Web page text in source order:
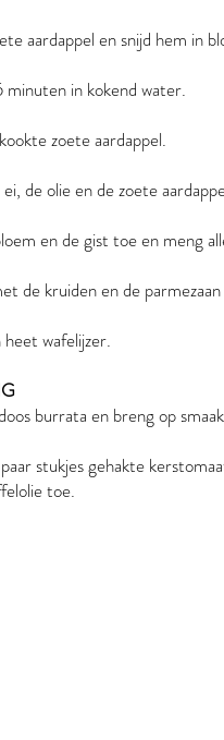
aardappel en snijd hem in
minuten in kokend water.
zoete aardappel.
de olie en de zoete
en de gist toe en meng
de kruiden en de
wafelijzer.
burrata en breng op
stukjes gehakte
toe.